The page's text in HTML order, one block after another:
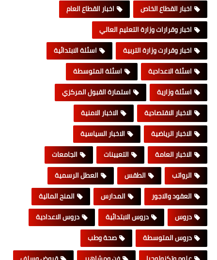
اخبار القطاع الخاص
اخبار القطاع العام
اخبار وقرارات وزارة التعليم العالي
اخبار وقرارت وزارة التربية
اسئلة الابتدائية
اسئلة الاعدادية
اسئلة المتوسطة
اسئلة وزارية
استمارة القبول المركزي
الاخبار الاقتصادية
الاخبار الامنية
الاخبار الرياضية
الاخبار السياسية
الاخبار العامة
التعيينات
الجامعات
الرواتب
الطقس
العطل الرسمية
العقود والاجور
المدارس
المنح المالية
دروس
دروس الابتدائية
دروس الاعدادية
دروس المتوسطة
صحة وطب